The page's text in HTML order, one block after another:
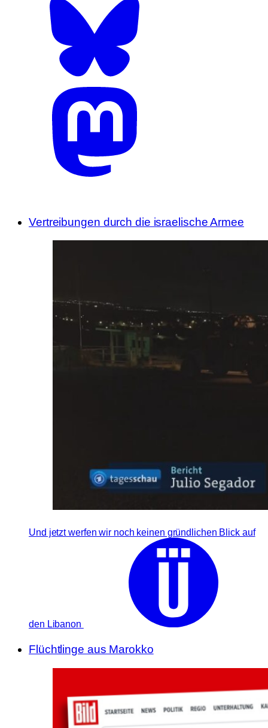
Vertreibungen durch die israelische Armee
Und jetzt werfen wir noch keinen gründlichen Blick auf
den Libanon
Flüchtlinge aus Marokko